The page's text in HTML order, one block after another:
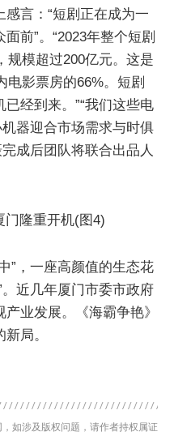
言：“短剧正在成为一
前”。“2023年整个短剧
规模超过200亿元。这是
电影票房的66%。短剧
经到来。”“我们这些电
器迎合市场需求与时俱
成后团队将联合出品人
”，一座高颜值的生态花
近几年厦门市委市政府
业发展。《海霸争艳》
局。
如涉及版权问题，请作者持权属证